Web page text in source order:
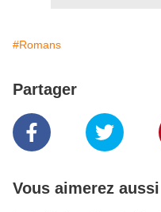
#Romans
Partager
Vous aimerez aussi